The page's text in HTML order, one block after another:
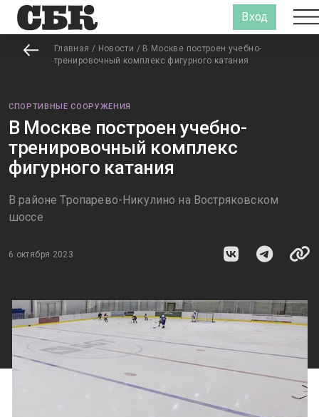
Вход
Главная / Новости / В Москве построен учебно-
тренировочный комплекс фигурного катания
СПОРТИВНЫЕ СООРУЖЕНИЯ
В Москве построен учебно-
тренировочный комплекс
фигурного катания
В районе Тропарево-Никулино на Востряковском
шоссе
6 октября 2023